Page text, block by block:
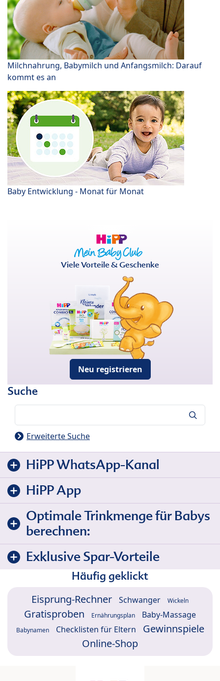
Milchnahrung, Babymilch und Anfangsmilch: Darauf
kommt es an
Baby Entwicklung - Monat für Monat
Viele Vorteile & Geschenke
Neu registrieren
Suche
Erweiterte Suche
HiPP WhatsApp-Kanal
HiPP App
Optimale Trinkmenge für Babys
berechnen:
Exklusive Spar-Vorteile
Häufig geklickt
Eisprung-Rechner Schwanger Wickeln
Gratisproben Ernährungsplan Baby-Massage
Babynamen Checklisten für Eltern
Gewinnspiele
Online-Shop